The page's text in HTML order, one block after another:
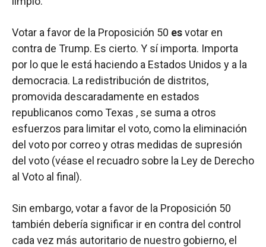
Votar a favor de la Proposición 50 esvotar en
contra de Trump. Es cierto. Y sí importa. Importa
por lo que le está haciendo a Estados Unidos y a la
democracia. La redistribución de distritos,
promovida descaradamente en estados
republicanos como Texas , se suma a otros
esfuerzos para limitar el voto, como la eliminación
del voto por correo y otras medidas de supresión
del voto (véase el recuadro sobre la Ley de Derecho
al Voto al final).
Sin embargo, votar a favor de la Proposición 50
también debería significar ir en contra del control
cada vez más autoritario de nuestro gobierno, el